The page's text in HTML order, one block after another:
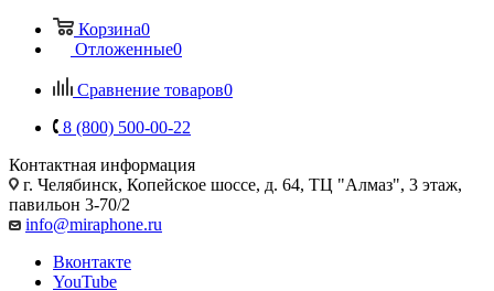
Корзина0
Отложенные0
Сравнение товаров0
8 (800) 500-00-22
Контактная информация
г. Челябинск, Копейское шоссе, д. 64, ТЦ "Алмаз", 3 этаж,
павильон 3-70/2
info@miraphone.ru
Вконтакте
YouTube